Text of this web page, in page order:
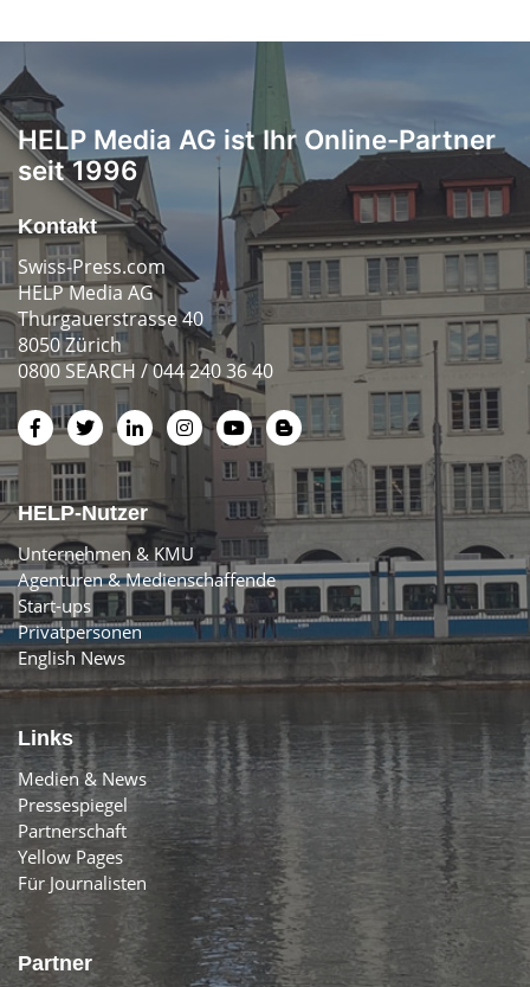
HELP Media AG ist Ihr Online-Partner
seit 1996
Kontakt
Swiss-Press.com
HELP Media AG
Thurgauerstrasse 40
8050 Zürich
0800 SEARCH / 044 240 36 40
HELP-Nutzer
Unternehmen & KMU
Agenturen & Medienschaffende
Start-ups
Privatpersonen
English News
Links
Medien & News
Pressespiegel
Partnerschaft
Yellow Pages
Für Journalisten
Partner